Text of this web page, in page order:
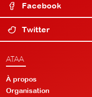
Facebook
Twitter
ATAA
À propos
Organisation